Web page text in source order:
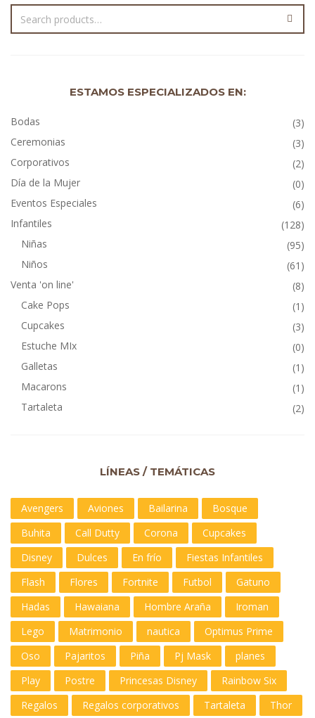
ESTAMOS ESPECIALIZADOS EN:
Bodas
(3)
Ceremonias
(3)
Corporativos
(2)
Día de la Mujer
(0)
Eventos Especiales
(6)
Infantiles
(128)
Niñas
(95)
Niños
(61)
Venta 'on line'
(8)
Cake Pops
(1)
Cupcakes
(3)
Estuche MIx
(0)
Galletas
(1)
Macarons
(1)
Tartaleta
(2)
LÍNEAS / TEMÁTICAS
Avengers Aviones Bailarina
Bosque
Buhita
Call Dutty Corona
Cupcakes
Disney
Dulces En frío
Fiestas Infantiles
Flash
Flores Fortnite Futbol
Gatuno
Hadas
Hawaiana Hombre Araña
Iroman
Lego
Matrimonio nautica
Optimus Prime
Oso
Pajaritos Piña Pj Mask
planes
Play
Postre Princesas Disney
Rainbow Six
Regalos
Regalos corporativos Tartaleta
Thor